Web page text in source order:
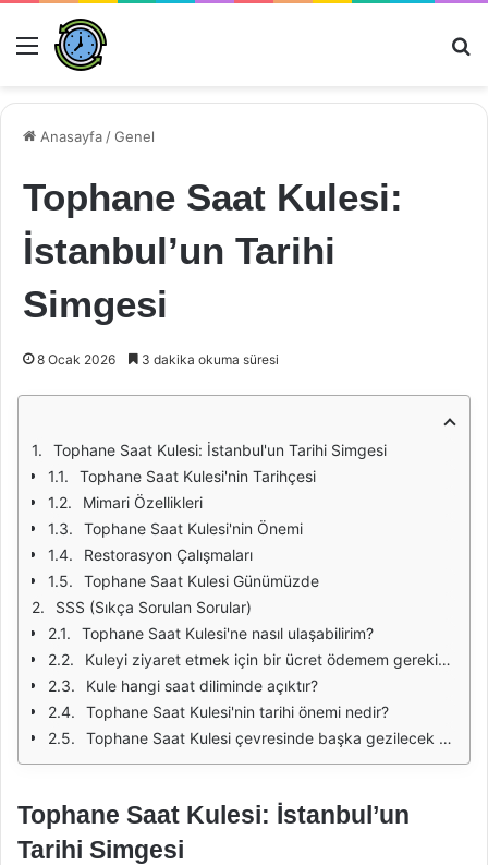
Menü
Anasayfa /Genel
Tophane Saat Kulesi:
İstanbul’un Tarihi
Simgesi
8 Ocak 2026 3 dakika okuma süresi
Tophane Saat Kulesi: İstanbul'un Tarihi Simgesi
Tophane Saat Kulesi'nin Tarihçesi
Mimari Özellikleri
Tophane Saat Kulesi'nin Önemi
Restorasyon Çalışmaları
Tophane Saat Kulesi Günümüzde
SSS (Sıkça Sorulan Sorular)
Tophane Saat Kulesi'ne nasıl ulaşabilirim?
Kuleyi ziyaret etmek için bir ücret ödemem gerekiyor mu?
Kule hangi saat diliminde açıktır?
Tophane Saat Kulesi'nin tarihi önemi nedir?
Tophane Saat Kulesi çevresinde başka gezilecek yerler var mı?
Tophane Saat Kulesi: İstanbul’un
Tarihi Simgesi